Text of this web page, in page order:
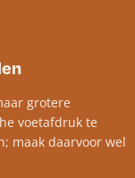
grotere
voetafdruk te
maak daarvoor wel